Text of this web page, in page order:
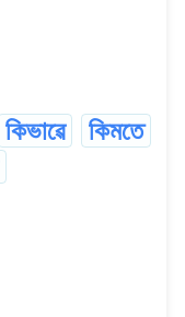
কিভাৱে
কিমতে